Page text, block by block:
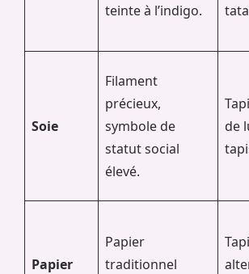
teinte à l’indigo.
Soie
Filament
précieux,
symbole de
statut social
élevé.
de
Papier
Papier
traditionnel